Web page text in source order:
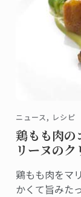
ニュース, レシピ
鶏もも肉の
リーヌのク
鶏もも肉をマ
かくて旨みた